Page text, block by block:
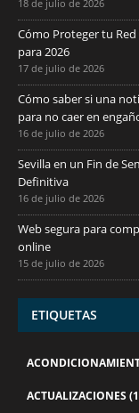
18 de julio de 2026
Cómo Proteger tu Red
para 2026
17 de julio de 2026
Cómo saber si una
para no caer en
16 de julio de 2026
Sevilla en un Fin de
Definitiva
16 de julio de 2026
Web segura para
online
15 de julio de 2026
ETIQUETAS
ACTUALIZACIONES